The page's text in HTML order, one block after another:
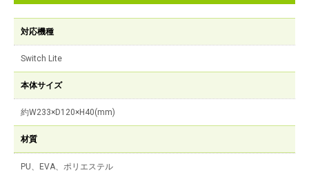
対応機種
Switch Lite
本体サイズ
約W233×D120×H40(mm)
材質
PU、EVA、ポリエステル